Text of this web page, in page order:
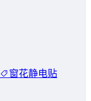
窗花静电贴